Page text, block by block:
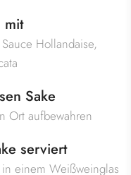
mit
Hollandaise,
Sake
Ort aufbewahren
serviert
einem Weißweinglas